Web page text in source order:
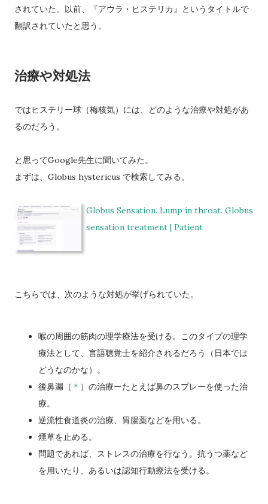
されていた。以前、『アウラ・ヒステリカ』というタイトルで
翻訳されていたと思う。
治療や対処法
ではヒステリー球（梅核気）には、どのような治療や対処があ
るのだろう。
と思ってGoogle先生に聞いてみた。
まずは、Globus hystericus で検索してみる。
Globus Sensation. Lump in throat. Globus
sensation treatment | Patient
こちらでは、次のような対処が挙げられていた。
喉の周囲の筋肉の理学療法を受ける。このタイプの理学
療法として、言語聴覚士を紹介されるだろう（日本では
どうなのかな）。
後鼻漏（ ＊ ）の治療ーたとえば鼻のスプレーを使った治
療。
逆流性食道炎の治療、胃腸薬などを用いる。
煙草を止める。
問題であれば、ストレスの治療を行なう。抗うつ薬など
を用いたり、あるいは認知行動療法を受ける。